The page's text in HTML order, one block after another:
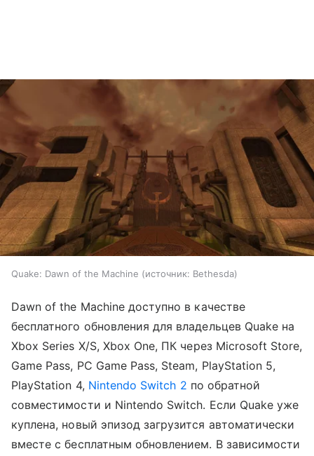
Quake: Dawn of the Machine источник: Bethesda
Dawn of the Machine доступно в качестве
бесплатного обновления для владельцев Quake на
Xbox Series X/S, Xbox One, ПК через Microsoft Store,
Game Pass, PC Game Pass, Steam, PlayStation 5,
PlayStation 4, Nintendo Switch 2 по обратной
совместимости и Nintendo Switch. Если Quake уже
куплена, новый эпизод загрузится автоматически
вместе с бесплатным обновлением. В зависимости